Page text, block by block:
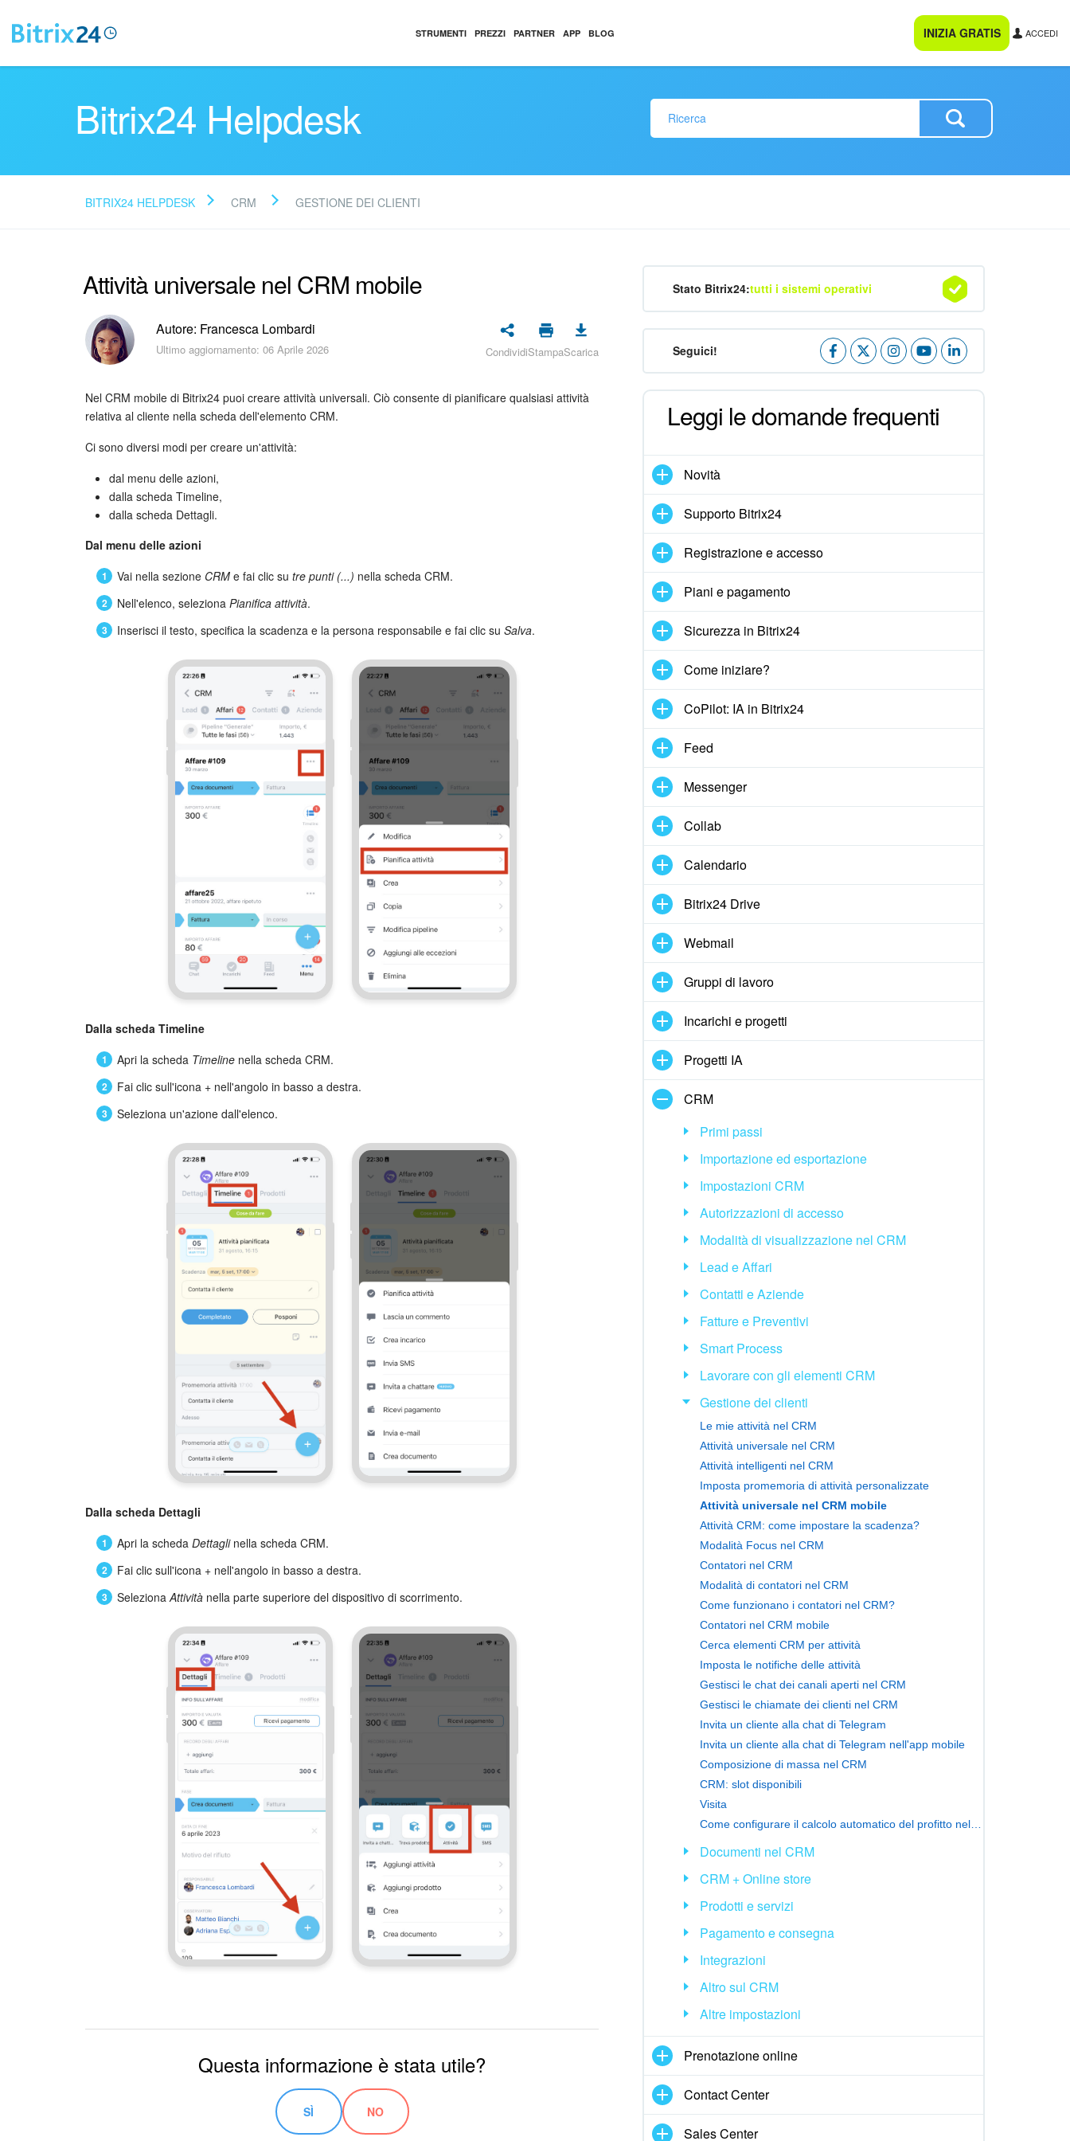
STRUMENTI PREZZI PARTNER APP BLOG INIZIA GRATIS ACCEDI
Bitrix24 Helpdesk
BITRIX24 HELPDESK CRM GESTIONE DEI CLIENTI
Attività universale nel CRM mobile
Autore: Francesca Lombardi
Ultimo aggiornamento: 06 Aprile 2026 CondividiStampaScarica
Nel CRM mobile di Bitrix24 puoi creare attività universali. Ciò consente di pianificare qualsiasi attività
relativa al cliente nella scheda dell'elemento CRM.
Ci sono diversi modi per creare un'attività:
dal menu delle azioni,
dalla scheda Timeline,
dalla scheda Dettagli.
Dal menu delle azioni
Vai nella sezione CRM e fai clic su tre punti (...) nella scheda CRM.
Nell'elenco, seleziona Pianifica attività.
Inserisci il testo, specifica la scadenza e la persona responsabile e fai clic su Salva.
Dalla scheda Timeline
Apri la scheda Timeline nella scheda CRM.
Fai clic sull'icona + nell'angolo in basso a destra.
Seleziona un'azione dall'elenco.
Dalla scheda Dettagli
Apri la scheda Dettaglinella scheda CRM.
Fai clic sull'icona + nell'angolo in basso a destra.
SelezionaAttività nella parte superiore del dispositivo di scorrimento.
Questa informazione è stata utile?
SÌ NO
Stato Bitrix24:tutti i sistemi operativi
Seguici!
Leggi le domande frequenti
Novità
Supporto Bitrix24
Registrazione e accesso
Piani e pagamento
Sicurezza in Bitrix24
Come iniziare?
CoPilot: IA in Bitrix24
Feed
Messenger
Collab
Calendario
Bitrix24 Drive
Webmail
Gruppi di lavoro
Incarichi e progetti
Progetti IA
CRM
Primi passi
Importazione ed esportazione
Impostazioni CRM
Autorizzazioni di accesso
Modalità di visualizzazione nel CRM
Lead e Affari
Contatti e Aziende
Fatture e Preventivi
Smart Process
Lavorare con gli elementi CRM
Gestione dei clienti
Le mie attività nel CRM
Attività universale nel CRM
Attività intelligenti nel CRM
Imposta promemoria di attività personalizzate
Attività universale nel CRM mobile
Attività CRM: come impostare la scadenza?
Modalità Focus nel CRM
Contatori nel CRM
Modalità di contatori nel CRM
Come funzionano i contatori nel CRM?
Contatori nel CRM mobile
Cerca elementi CRM per attività
Imposta le notifiche delle attività
Gestisci le chat dei canali aperti nel CRM
Gestisci le chiamate dei clienti nel CRM
Invita un cliente alla chat di Telegram
Invita un cliente alla chat di Telegram nell'app mobile
Composizione di massa nel CRM
CRM: slot disponibili
Visita
Documenti nel CRM
CRM + Online store
Prodotti e servizi
Pagamento e consegna
Integrazioni
Altro sul CRM
Altre impostazioni
Prenotazione online
Contact Center
Sales Center